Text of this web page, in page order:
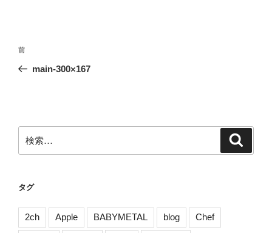
投
ナ
ー
シ
前
の
前
main-300×167
索:
タグ
2ch Apple BABYMETAL blog Chef